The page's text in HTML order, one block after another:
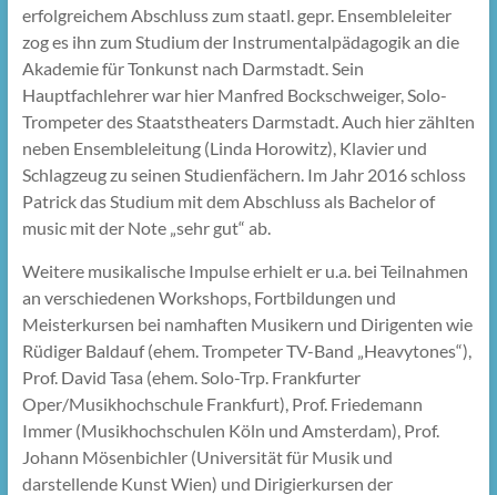
erfolgreichem Abschluss zum staatl. gepr. Ensembleleiter
zog es ihn zum Studium der Instrumentalpädagogik an die
Akademie für Tonkunst nach Darmstadt. Sein
Hauptfachlehrer war hier Manfred Bockschweiger, Solo-
Trompeter des Staatstheaters Darmstadt. Auch hier zählten
neben Ensembleleitung (Linda Horowitz), Klavier und
Schlagzeug zu seinen Studienfächern. Im Jahr 2016 schloss
Patrick das Studium mit dem Abschluss als Bachelor of
music mit der Note „sehr gut“ ab.
Weitere musikalische Impulse erhielt er u.a. bei Teilnahmen
an verschiedenen Workshops, Fortbildungen und
Meisterkursen bei namhaften Musikern und Dirigenten wie
Rüdiger Baldauf (ehem. Trompeter TV-Band „Heavytones“),
Prof. David Tasa (ehem. Solo-Trp. Frankfurter
Oper/Musikhochschule Frankfurt), Prof. Friedemann
Immer (Musikhochschulen Köln und Amsterdam), Prof.
Johann Mösenbichler (Universität für Musik und
darstellende Kunst Wien) und Dirigierkursen der